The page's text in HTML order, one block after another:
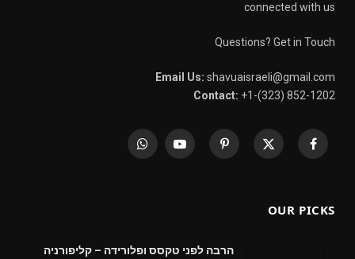
connected with us
Questions? Get in Touch
Email Us: shavuaisraeli@gmail.com
Contact: +1-(323) 852-1202
Facebook
X
Pinterest
YouTube
WhatsApp
OUR PICKS
הרבה לפני טקסס ופלורידה – קליפורניה